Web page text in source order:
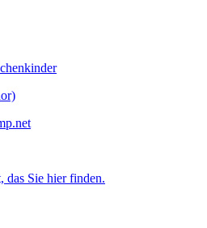
das Sie hier finden.